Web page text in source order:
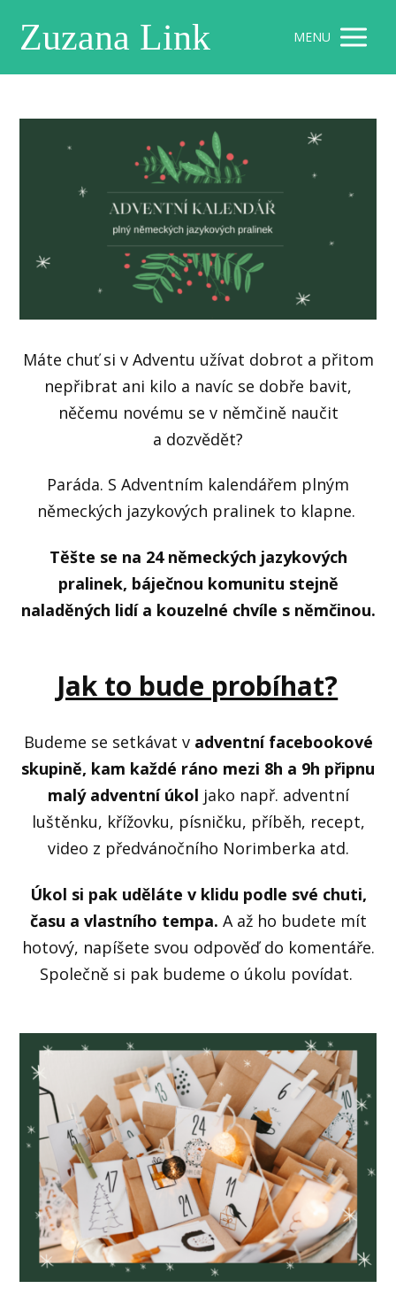
Zuzana Link MENU
Máte chuť si v Adventu užívat dobrot a přitom
nepřibrat ani kilo a navíc se dobře bavit,
něčemu novému se v němčině naučit
a dozvědět?
Paráda. S Adventním kalendářem plným
německých jazykových pralinek to klapne.
Těšte se na 24 německých jazykových
pralinek, báječnou komunitu stejně
naladěných lidí a kouzelné chvíle s němčinou.
Jak to bude probíhat?
Budeme se setkávat v adventní facebookové
skupině, kam každé ráno mezi 8h a 9h připnu
malý adventní úkol jako např. adventní
luštěnku, křížovku, písničku, příběh, recept,
video z předvánočního Norimberka atd.
Úkol si pak uděláte v klidu podle své chuti,
času a vlastního tempa. A až ho budete mít
hotový, napíšete svou odpověď do komentáře.
Společně si pak budeme o úkolu povídat.